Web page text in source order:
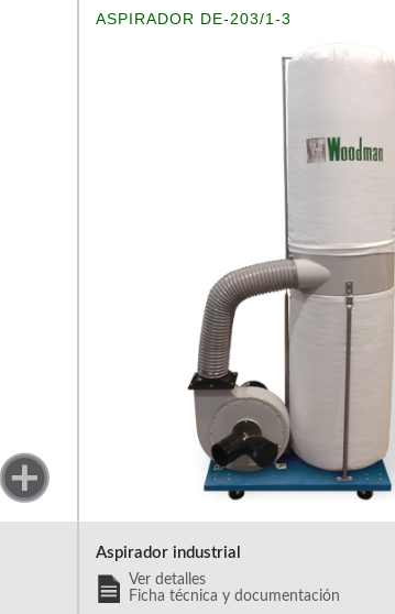
ASPIRADOR DE-203/1-3
Aspirador industrial
Ver detalles
Ficha técnica y documentación